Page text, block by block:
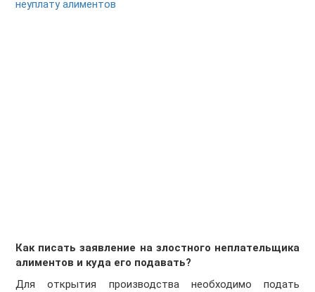
неуплату алиментов
Как писать заявление на злостного неплательщика
алиментов и куда его подавать?
Для открытия производства необходимо подать